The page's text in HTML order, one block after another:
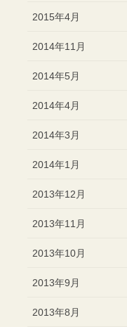
2015年4月
2014年11月
2014年5月
2014年4月
2014年3月
2014年1月
2013年12月
2013年11月
2013年10月
2013年9月
2013年8月